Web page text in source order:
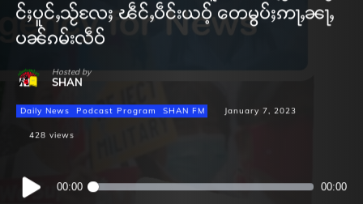
င်ႈပူင်ႇသႂ်လႄႈ ၽဵင်ႇပဵင်းယဝ့် တေမွပ်ႈဢႃႇၼႃႇ
ပၼ်ၵမ်းလဵဝ်
Hosted by
SHAN
Daily News Podcast Program SHAN FM January 7, 2023
428 views
Audio
Player
00:00 00:00